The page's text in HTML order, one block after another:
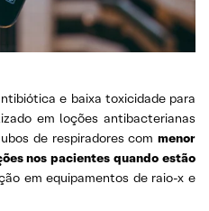
e baixa toxicidade para
em loções antibacterianas
de respiradores com menor
nos pacientes quando estão
em equipamentos de raio-x e